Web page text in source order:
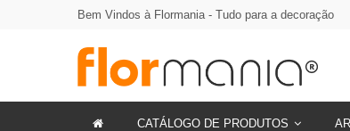
Bem Vindos à Flormania - Tudo para a decoração
CATÁLOGO DE PRODUTOS